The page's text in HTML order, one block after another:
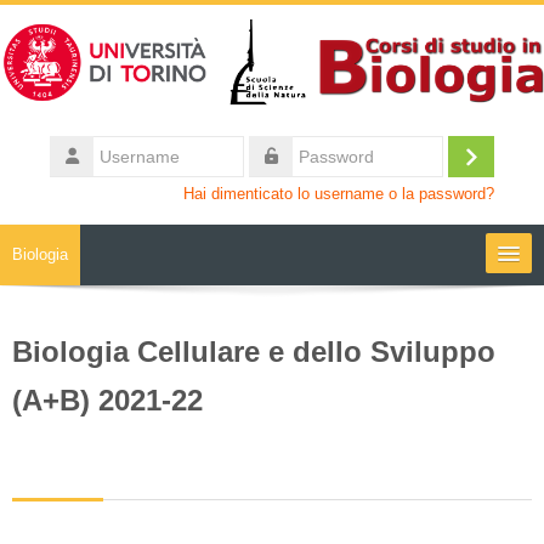
Username
Login
Hai dimenticato lo username o la password?
Biologia
My Media
Biologia Cellulare e dello Sviluppo
(A+B) 2021-22